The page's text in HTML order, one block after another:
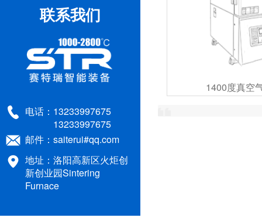
1400度真空
STR-HTR1600-T耐火材料高温
耐火砖荷重软化温度试验用试
1200度气氛箱式炉12升：STR
STR M6-12高温马弗炉技术参
联系我们
电话： 13233997675
13233997675
邮件： saiterui#qq.com
地址：洛阳高新区火炬创
新创业园Sintering
Furnace